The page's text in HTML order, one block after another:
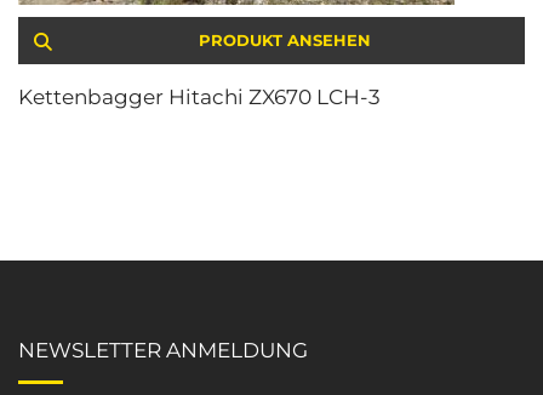
PRODUKT ANSEHEN
Kettenbagger Hitachi ZX670 LCH-3
NEWSLETTER ANMELDUNG